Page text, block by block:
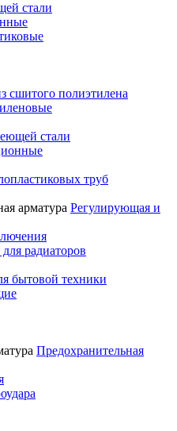
стали
сшитого полиэтилена
стали
труб
Регулирующая и
радиаторов
бытовой техники
Предохранительная